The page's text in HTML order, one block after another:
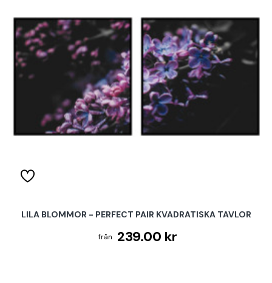
LILA BLOMMOR - PERFECT PAIR KVADRATISKA TAVLOR
239.00 kr